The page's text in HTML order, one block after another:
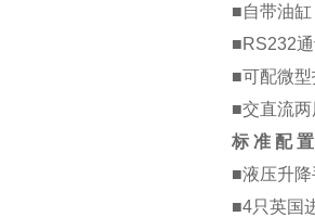
■自带油
■RS232
■可配微
■交直流
标 准 配 置
■液压升
■4只英国